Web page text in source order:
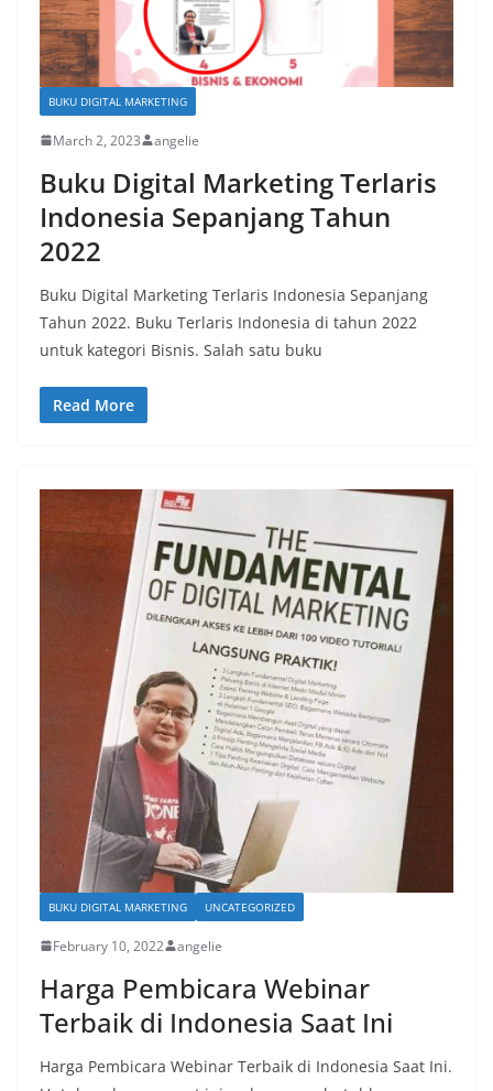
BUKU DIGITAL MARKETING
March 2, 2023 angelie
Buku Digital Marketing Terlaris
Indonesia Sepanjang Tahun
2022
Buku Digital Marketing Terlaris Indonesia Sepanjang
Tahun 2022. Buku Terlaris Indonesia di tahun 2022
untuk kategori Bisnis. Salah satu buku
Read More
BUKU DIGITAL MARKETING UNCATEGORIZED
February 10, 2022 angelie
Harga Pembicara Webinar
Terbaik di Indonesia Saat Ini
Harga Pembicara Webinar Terbaik di Indonesia Saat Ini.